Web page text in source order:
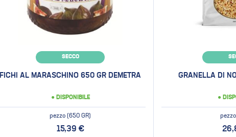
SECCO
FICHI AL MARASCHINO 650 GR DEMETRA
● DISPONIBILE
pezzo (650 GR)
15,39 €
GRANELLA DI
●